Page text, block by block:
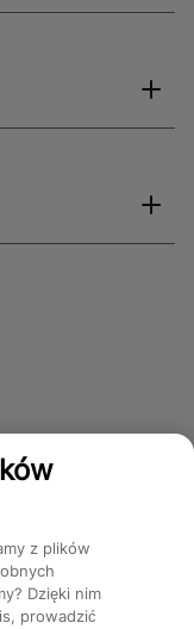
z plików
Dzięki nim
prowadzić